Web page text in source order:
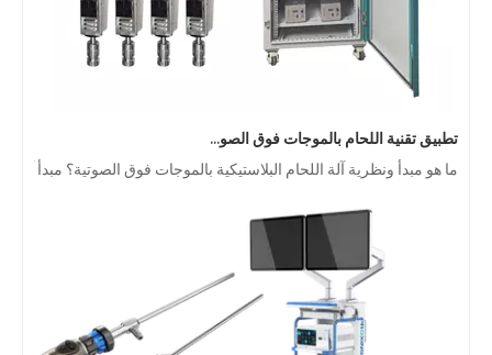
ما هو مبدأ ونظرية آلة اللحام البلاستيكية بالموجات فوق الصوتية؟ مبدأ